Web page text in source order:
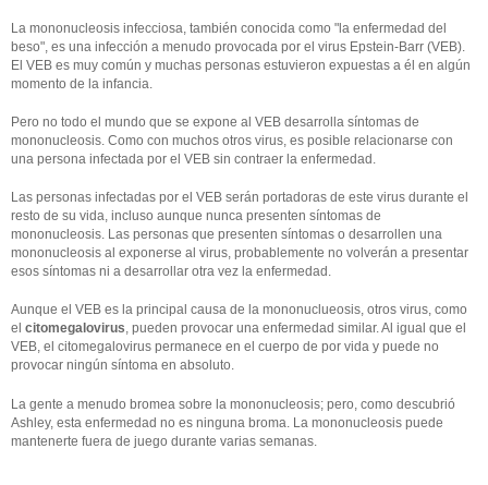
La mononucleosis infecciosa, también conocida como "la enfermedad del
beso", es una infección a menudo provocada por el virus Epstein-Barr (VEB).
El VEB es muy común y muchas personas estuvieron expuestas a él en algún
momento de la infancia.
Pero no todo el mundo que se expone al VEB desarrolla síntomas de
mononucleosis. Como con muchos otros virus, es posible relacionarse con
una persona infectada por el VEB sin contraer la enfermedad.
Las personas infectadas por el VEB serán portadoras de este virus durante el
resto de su vida, incluso aunque nunca presenten síntomas de
mononucleosis. Las personas que presenten síntomas o desarrollen una
mononucleosis al exponerse al virus, probablemente no volverán a presentar
esos síntomas ni a desarrollar otra vez la enfermedad.
Aunque el VEB es la principal causa de la mononuclueosis, otros virus, como
el citomegalovirus, pueden provocar una enfermedad similar. Al igual que el
VEB, el citomegalovirus permanece en el cuerpo de por vida y puede no
provocar ningún síntoma en absoluto.
La gente a menudo bromea sobre la mononucleosis; pero, como descubrió
Ashley, esta enfermedad no es ninguna broma. La mononucleosis puede
mantenerte fuera de juego durante varias semanas.